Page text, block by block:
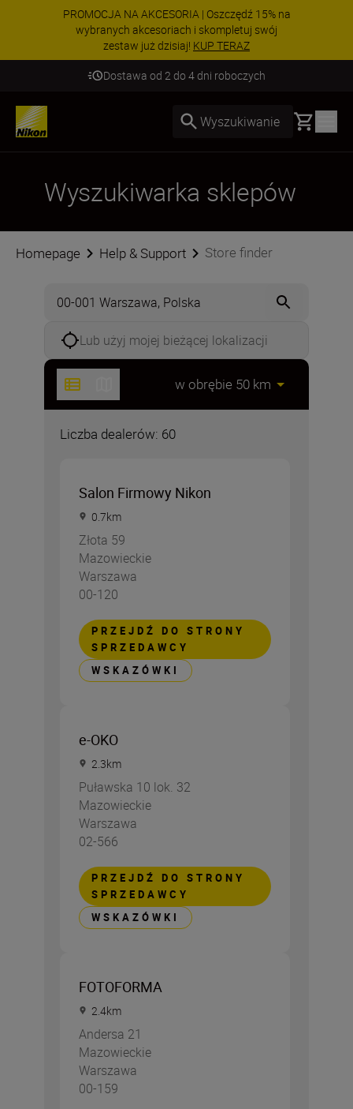
PROMOCJA NA AKCESORIA | Oszczędź 15% na
wybranych akcesoriach i skompletuj swój
zestaw już dzisiaj! KUP TERAZ
Dostawa od 2 do 4 dni roboczych
Wyszukiwanie Basket
Wyszukiwarka sklepów
Homepage Help & Support Store finder
Lub użyj mojej bieżącej lokalizacji
Liczba dealerów: 60
Salon Firmowy Nikon
0.7km
Złota 59
Mazowieckie
Warszawa
00-120
PRZEJDŹ DO STRONY
SPRZEDAWCY
WSKAZÓWKI
e-OKO
2.3km
Puławska 10 lok. 32
Mazowieckie
Warszawa
02-566
PRZEJDŹ DO STRONY
SPRZEDAWCY
WSKAZÓWKI
FOTOFORMA
2.4km
Andersa 21
Mazowieckie
Warszawa
00-159